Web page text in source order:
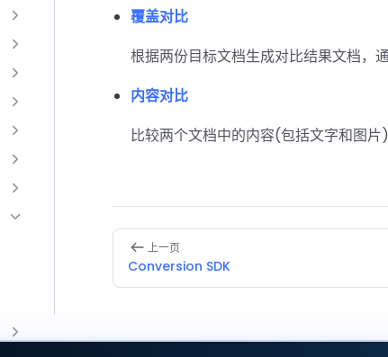
覆盖对比
根据两份目标文档生成对比结果文档，
内容对比
比较两个文档中的内容(包括文字和图片
Pager上一页
Conversion SDK